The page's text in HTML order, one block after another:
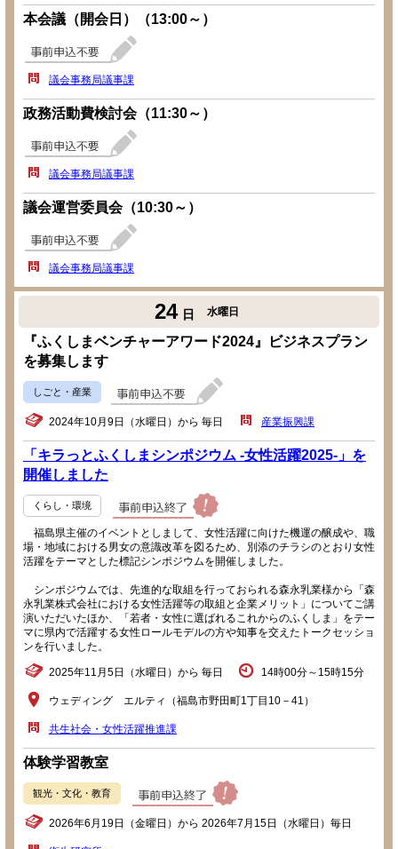
本会議（開会日）（13:00～）
議会事務局議事課
政務活動費検討会（11:30～）
議会事務局議事課
議会運営委員会（10:30～）
議会事務局議事課
24 日 水曜日
『ふくしまベンチャーアワード2024』ビジネスプラン
を募集します
しごと・産業
2024年10月9日（水曜日）から 毎日 産業振興課
「キラっとふくしまシンポジウム -女性活躍2025-」を
開催しました
くらし・環境
福島県主催のイベントとしまして、女性活躍に向けた機運の醸成や、職
場・地域における男女の意識改革を図るため、別添のチラシのとおり女性
活躍をテーマとした標記シンポジウムを開催しました。
シンポジウムでは、先進的な取組を行っておられる森永乳業様から「森
永乳業株式会社における女性活躍等の取組と企業メリット」についてご講
演いただいたほか、「若者・女性に選ばれるこれからのふくしま」をテー
マに県内で活躍する女性ロールモデルの方や知事を交えたトークセッショ
ンを行いました。
2025年11月5日（水曜日）から 毎日 14時00分～15時15分
ウェディング エルティ（福島市野田町1丁目10－41）
共生社会・女性活躍推進課
体験学習教室
観光・文化・教育
2026年6月19日（金曜日）から 2026年7月15日（水曜日）毎日